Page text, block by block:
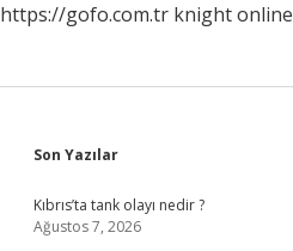
https://gofo.com.tr knight online
Sidebar
Son Yazılar
Kıbrıs’ta tank olayı nedir ?
Ağustos 7, 2026